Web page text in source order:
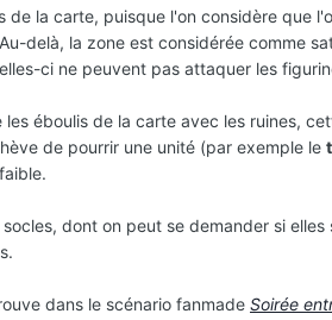
la carte, puisque l'on considère que
delà, la zone est considérée comme
ci ne peuvent pas attaquer les
éboulis de la carte avec les ruines,
de pourrir une unité (par exemple le
dont on peut se demander si
dans le scénario fanmade Soirée